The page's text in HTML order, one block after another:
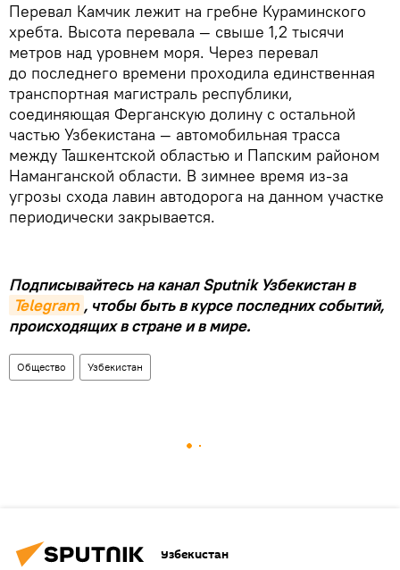
Перевал Камчик лежит на гребне Кураминского
хребта. Высота перевала — свыше 1,2 тысячи
метров над уровнем моря. Через перевал
до последнего времени проходила единственная
транспортная магистраль республики,
соединяющая Ферганскую долину с остальной
частью Узбекистана — автомобильная трасса
между Ташкентской областью и Папским районом
Наманганской области. В зимнее время из-за
угрозы схода лавин автодорога на данном участке
периодически закрывается.
Подписывайтесь на канал Sputnik Узбекистан в
Telegram , чтобы быть в курсе последних событий,
происходящих в стране и в мире.
Общество Узбекистан
Узбекистан